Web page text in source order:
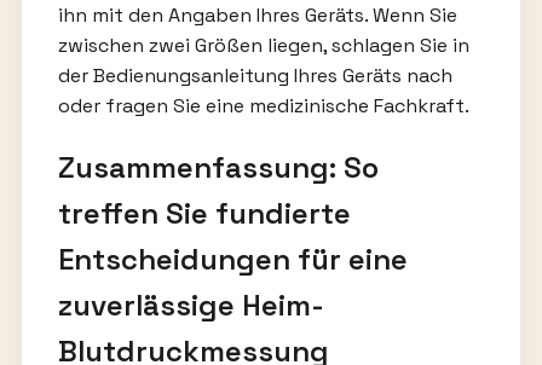
ihn mit den Angaben Ihres Geräts. Wenn Sie
zwischen zwei Größen liegen, schlagen Sie in
der Bedienungsanleitung Ihres Geräts nach
oder fragen Sie eine medizinische Fachkraft.
Zusammenfassung: So
treffen Sie fundierte
Entscheidungen für eine
zuverlässige Heim-
Blutdruckmessung